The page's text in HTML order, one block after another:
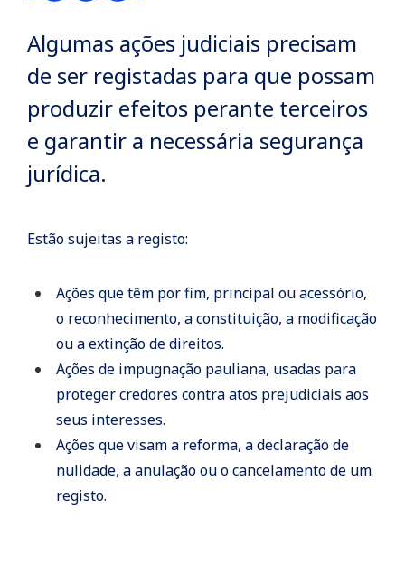
Algumas ações judiciais precisam
de ser registadas para que possam
produzir efeitos perante terceiros
e garantir a necessária segurança
jurídica.
Estão sujeitas a registo:
Ações que têm por fim, principal ou acessório,
o reconhecimento, a constituição, a modificação
ou a extinção de direitos.
Ações de impugnação pauliana, usadas para
proteger credores contra atos prejudiciais aos
seus interesses.
Ações que visam a reforma, a declaração de
nulidade, a anulação ou o cancelamento de um
registo.